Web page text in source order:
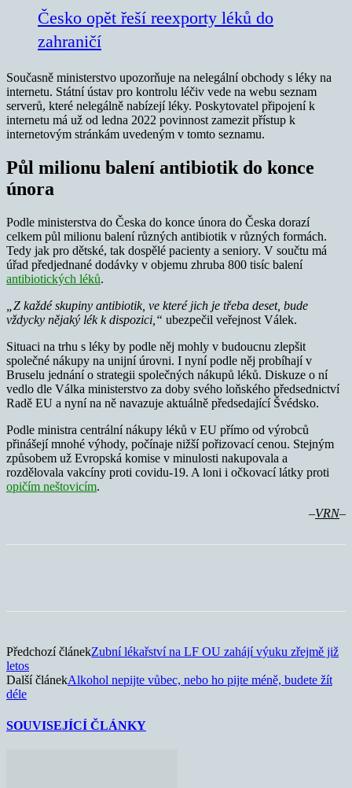
Česko opět řeší reexporty léků do
zahraničí
Současně ministerstvo upozorňuje na nelegální obchody s léky na
internetu. Státní ústav pro kontrolu léčiv vede na webu seznam
serverů, které nelegálně nabízejí léky. Poskytovatel připojení k
internetu má už od ledna 2022 povinnost zamezit přístup k
internetovým stránkám uvedeným v tomto seznamu.
Půl milionu balení antibiotik do konce
února
Podle ministerstva do Česka do konce února do Česka dorazí
celkem půl milionu balení různých antibiotik v různých formách.
Tedy jak pro dětské, tak dospělé pacienty a seniory. V součtu má
úřad předjednané dodávky v objemu zhruba 800 tisíc balení
antibiotických léků.
„Z každé skupiny antibiotik, ve které jich je třeba deset, bude
vždycky nějaký lék k dispozici,“ ubezpečil veřejnost Válek.
Situaci na trhu s léky by podle něj mohly v budoucnu zlepšit
společné nákupy na unijní úrovni. I nyní podle něj probíhají v
Bruselu jednání o strategii společných nákupů léků. Diskuze o ní
vedlo dle Válka ministerstvo za doby svého loňského předsednictví
Radě EU a nyní na ně navazuje aktuálně předsedající Švédsko.
Podle ministra centrální nákupy léků v EU přímo od výrobců
přinášejí mnohé výhody, počínaje nižší pořizovací cenou. Stejným
způsobem už Evropská komise v minulosti nakupovala a
rozdělovala vakcíny proti covidu-19. A loni i očkovací látky proti
opičím neštovicím.
–VRN–
Předchozí článekZubní lékařství na LF OU zahájí výuku zřejmě již
letos
Další článekAlkohol nepijte vůbec, nebo ho pijte méně, budete žít
déle
SOUVISEJÍCÍ ČLÁNKY